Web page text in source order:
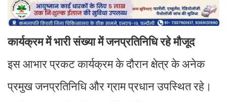
कार्यक्रम में भारी संख्या में जनप्रतिनिधि रहे मौजूद
इस आभार प्रकट कार्यक्रम के दौरान क्षेत्र के अनेक
प्रमुख जनप्रतिनिधि और ग्राम प्रधान उपस्थित रहे।